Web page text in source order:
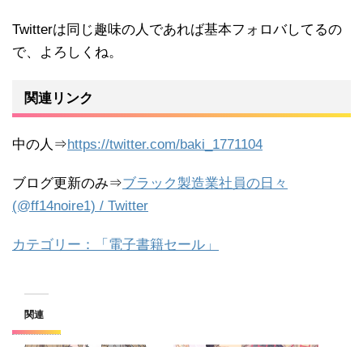
Twitterは同じ趣味の人であれば基本フォロバしてるの
で、よろしくね。
関連リンク
中の人⇒https://twitter.com/baki_1771104
ブログ更新のみ⇒ブラック製造業社員の日々
(@ff14noire1) / Twitter
カテゴリー：「電子書籍セール」
関連